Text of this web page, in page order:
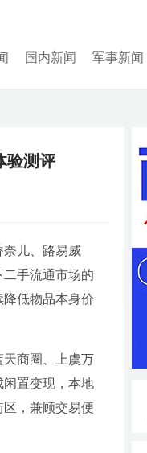
国内新闻 军事新闻
验测评
奈儿、路易威
手流通市场的
低物品本身价
商圈、上虞万
置变现，本地
，兼顾交易便